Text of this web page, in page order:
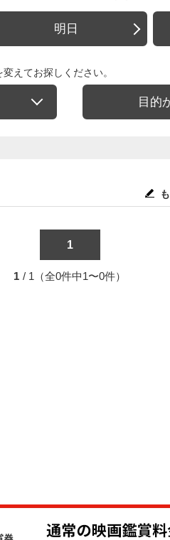
明日
えてお探しください。
目的
1
1 / 1（全0件中1〜0件）